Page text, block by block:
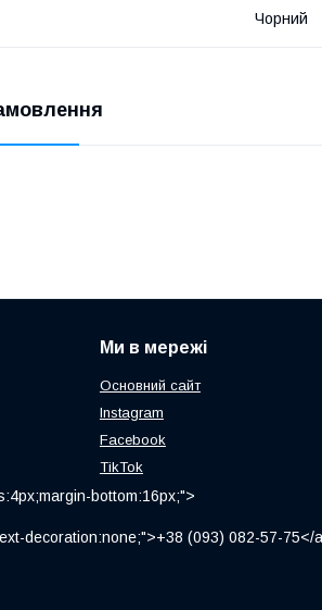
Чорний
Ми в мережі
Основний сайт
Instagram
Facebook
TikTok
bottom:16px;">
decoration:none;">+38 (093) 082-57-